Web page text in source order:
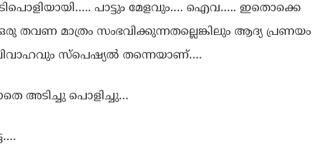
പാട്ടും മേളവും…. ഐവ….. ഇതൊക്കെ
തവണ മാത്രം സംഭവിക്കുന്നതല്ലെങ്കിലും ആദ്യ പ്രണയം
സ്പെഷ്യൽ തന്നെയാണ്….
അടിച്ചു പൊളിച്ചു…